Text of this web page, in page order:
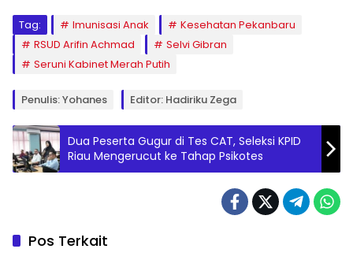
Tag: Imunisasi Anak
Kesehatan Pekanbaru
RSUD Arifin Achmad
Selvi Gibran
Seruni Kabinet Merah Putih
Penulis: Yohanes Editor: Hadiriku Zega
Dua Peserta Gugur di Tes CAT, Seleksi KPID
Riau Mengerucut ke Tahap Psikotes
Pos Terkait